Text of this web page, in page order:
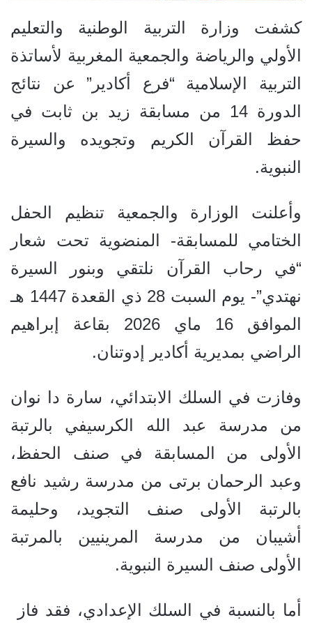
كشفت وزارة التربية الوطنية والتعليم
الأولي والرياضة والجمعية المغربية لأساتذة
التربية الإسلامية “فرع أكادير” عن نتائج
الدورة 14 من مسابقة زيد بن ثابت في
حفظ القرآن الكريم وتجويده والسيرة
النبوية.
وأعلنت الوزارة والجمعية تنظيم الحفل
الختامي للمسابقة- المنضوية تحت شعار
“في رحاب القرآن نلتقي وبنور السيرة
نهتدي”- يوم السبت 28 ذي القعدة 1447 هـ
الموافق 16 ماي 2026 بقاعة إبراهيم
الراضي بمديرية أكادير إدوتنان.
وفازت في السلك الابتدائي، سارة دا نوان
من مدرسة عبد الله الكرسيفي بالرتبة
الأولى من المسابقة في صنف الحفظ،
وعبد الرحمان برتى من مدرسة رشيد نافع
بالرتبة الأولى صنف التجويد، وحليمة
أشيبان من مدرسة المرينيين بالمرتبة
الأولى صنف السيرة النبوية.
أما بالنسبة في السلك الإعدادي، فقد فاز